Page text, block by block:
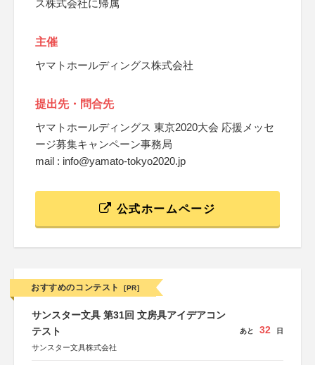
ス株式会社に帰属
主催
ヤマトホールディングス株式会社
提出先・問合先
ヤマトホールディングス 東京2020大会 応援メッセ
ージ募集キャンペーン事務局
mail : info@yamato-tokyo2020.jp
公式ホームページ
おすすめのコンテスト [PR]
サンスター文具 第31回 文房具アイデアコン
テスト
サンスター文具株式会社
あと 32 日